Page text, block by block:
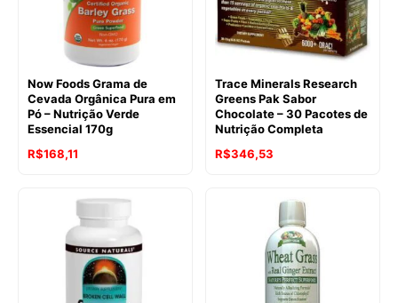
Now Foods Grama de
Cevada Orgânica Pura em
Pó – Nutrição Verde
Essencial 170g
R$168,11
Trace Minerals Research
Greens Pak Sabor
Chocolate – 30 Pacotes de
Nutrição Completa
R$346,53